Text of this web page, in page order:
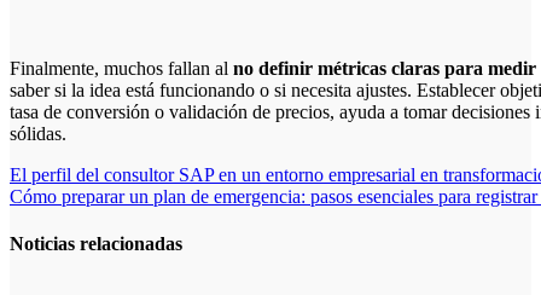
Finalmente, muchos fallan al no definir métricas claras para
saber si la idea está funcionando o si necesita ajustes. Establecer
tasa de conversión o validación de precios, ayuda a tomar
sólidas.
Navegación
de
entradas
El perfil del consultor SAP en un entorno empresarial en
Cómo preparar un plan de emergencia: pasos esenciales para
Noticias relacionadas